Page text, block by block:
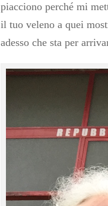
piacciono perché mi
il tuo veleno a quei
adesso che sta per